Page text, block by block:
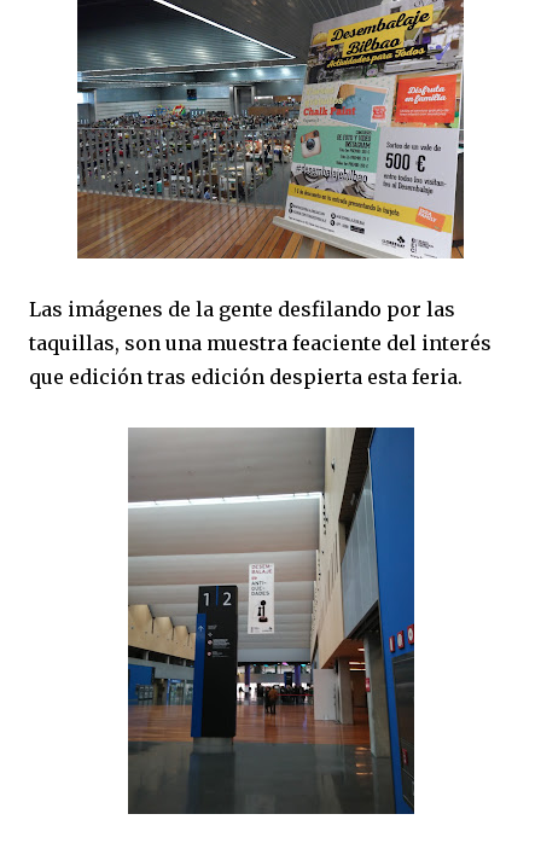
Las imágenes de la gente desfilando por las
taquillas, son una muestra feaciente del interés
que edición tras edición despierta esta feria.